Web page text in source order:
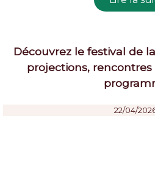
Découvrez le festival de
projections,
22/04/